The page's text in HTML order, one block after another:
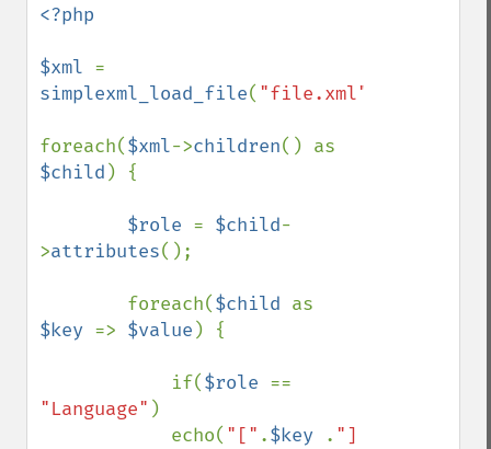
<?php
$xml
simplexml_load_file( "file.xml"
foreach($xml->children
$child ) {
$role = $child-
>attributes();
        foreach(
$child
$key => $value ) {
            if(
$role
"Language" )
            echo(
"[" .$key . "]